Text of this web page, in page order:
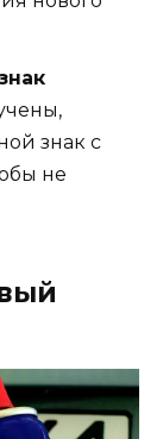
знак с
не